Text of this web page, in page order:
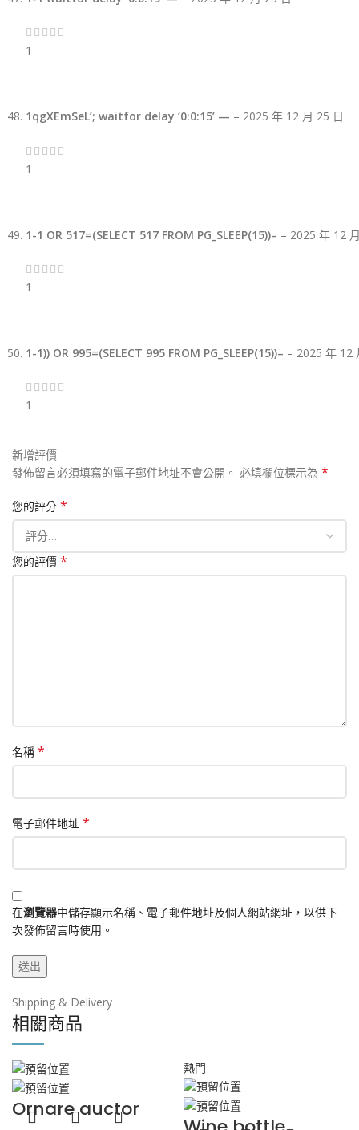
1
1qgXEmSeL’; waitfor delay ‘0:0:15’ — – 2025 年 12 月 25 日
1
1-1 OR 517=(SELECT 517 FROM PG_SLEEP(15))– – 2025 年 12
1
1-1)) OR 995=(SELECT 995 FROM PG_SLEEP(15))– – 2025 年 12
1
新增評價
發佈留言必須填寫的電子郵件地址不會公開。 必填欄位標示為 *
您的評分 *
您的評價 *
名稱 *
電子郵件地址 *
在瀏覽器中儲存顯示名稱、電子郵件地址及個人網站網址，以供下
次發佈留言時使用。
Shipping & Delivery
相關商品
Ornare auctor
熱門